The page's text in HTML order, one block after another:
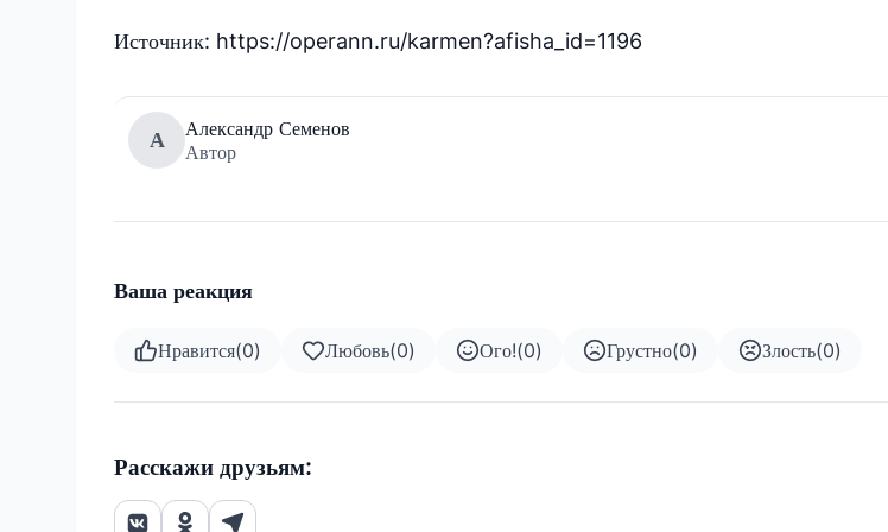
Источник: https://operann.ru/karmen?afisha_id=1196
А
Александр Семенов
Автор
Ваша реакция
Нравится(0) Любовь(0) Ого!(0) Грустно(0) Злость(0)
Расскажи друзьям: